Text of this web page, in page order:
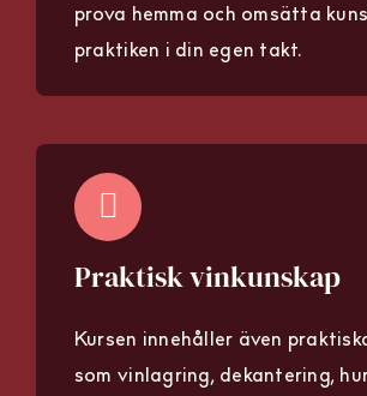
prova hemma och omsätta
praktiken i din egen takt.
Praktisk vinkunskap
Kursen innehåller även
som vinlagring, dekantering,